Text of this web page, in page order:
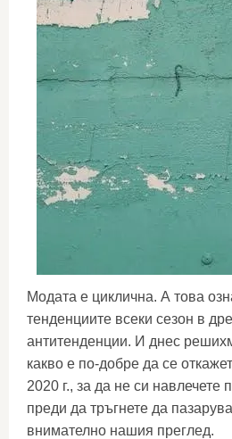
Модата е циклична. А това
тенденциите всеки сезон в
антитенденции. И днес
какво е по-добре да се
2020 г., за да не си навлечете
преди да тръгнете да
внимателно нашия преглед.